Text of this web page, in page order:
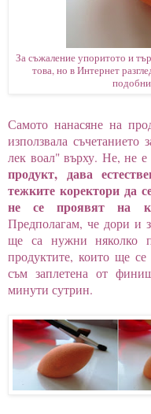
За съжаление упоритото и
това, но в Интернет
Самото нанасяне на
използвала
лек воал" върху. Не, не
продукт, дава
тежките коректори да
не се проявят на
Предполагам, че дори и
ще са нужни няколко
продуктите, които ще се
съм заплетена от
минути сутрин.